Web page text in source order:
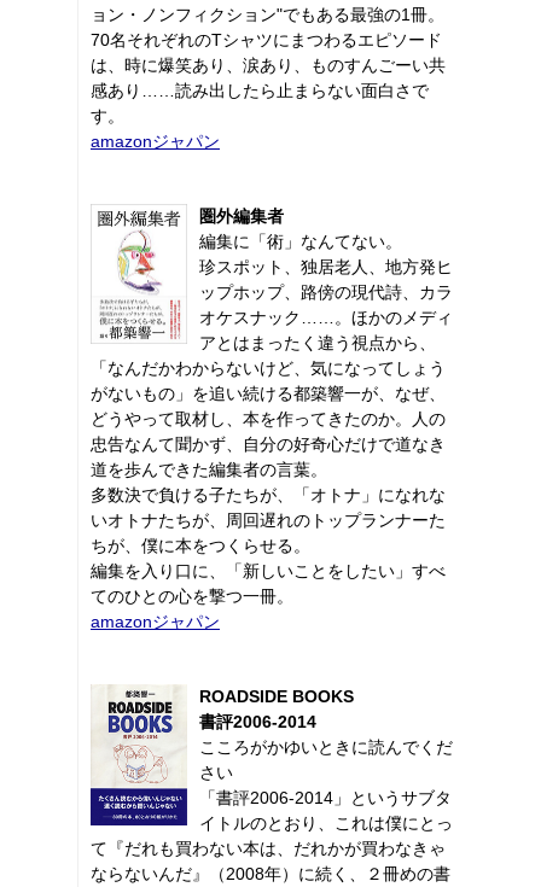
ョン・ノンフィクション"でもある最強の1冊。
70名それぞれのTシャツにまつわるエピソード
は、時に爆笑あり、涙あり、ものすんごーい共
感あり……読み出したら止まらない面白さで
す。
amazonジャパン
圏外編集者
編集に「術」なんてない。
珍スポット、独居老人、地方発ヒ
ップホップ、路傍の現代詩、カラ
オケスナック……。ほかのメディ
アとはまったく違う視点から、
「なんだかわからないけど、気になってしょう
がないもの」を追い続ける都築響一が、なぜ、
どうやって取材し、本を作ってきたのか。人の
忠告なんて聞かず、自分の好奇心だけで道なき
道を歩んできた編集者の言葉。
多数決で負ける子たちが、「オトナ」になれな
いオトナたちが、周回遅れのトップランナーた
ちが、僕に本をつくらせる。
編集を入り口に、「新しいことをしたい」すべ
てのひとの心を撃つ一冊。
amazonジャパン
ROADSIDE BOOKS
書評2006-2014
こころがかゆいときに読んでくだ
さい
「書評2006-2014」というサブタ
イトルのとおり、これは僕にとっ
て『だれも買わない本は、だれかが買わなきゃ
ならないんだ』（2008年）に続く、２冊めの書